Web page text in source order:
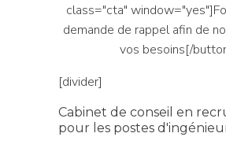
class="cta"
demande de rappel afin de
vos besoins[/
[divider]
Cabinet de conseil en
pour les postes